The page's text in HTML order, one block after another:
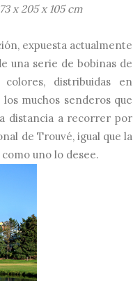
x 205 x 105 cm
expuesta actualmente
una serie de bobinas de
distribuidas en
muchos senderos que
distancia a recorrer por
de Trouvé, igual que la
uno lo desee.